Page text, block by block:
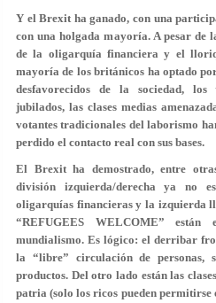
Y el Brexit ha ganado, con una
con una holgada mayoría. A pesar de
de la oligarquía financiera y el
mayoría de los británicos ha optado
desfavorecidos de la sociedad,
jubilados, las clases medias
votantes tradicionales del laborismo
perdido el contacto real con sus bases.
El Brexit ha demostrado, entre
división izquierda/derecha ya no
oligarquías financieras y la izquierda
“REFUGEES WELCOME”
mundialismo. Es lógico: el derribar
la “libre” circulación de personas,
productos. Del otro lado están las
patria (solo los ricos pueden permitirse